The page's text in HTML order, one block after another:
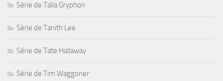
Série de Talia Gryphon
Série de Tanith Lee
Série de Tate Hallaway
Série de Tim Waggoner